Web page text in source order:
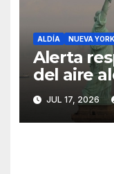
ALDÍA NUEVA
Alerta
del aire
JUL 17, 2026